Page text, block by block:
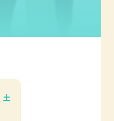
土